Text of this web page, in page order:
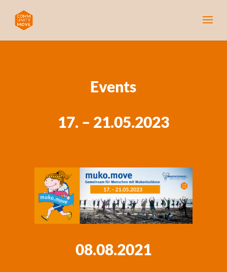
Events
17. – 21.05.2023
08.08.2021